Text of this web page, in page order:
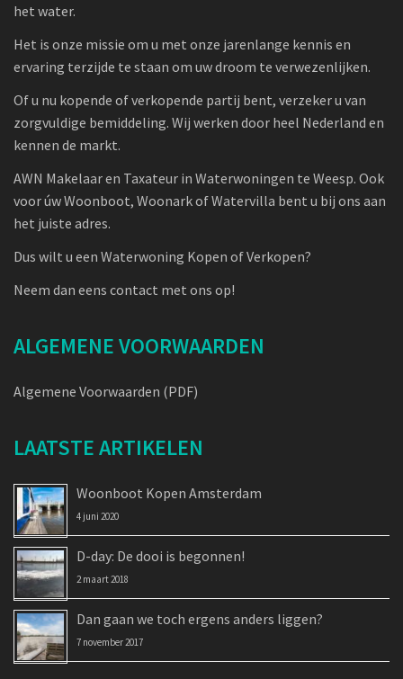
het water.
Het is onze missie om u met onze jarenlange kennis en
ervaring terzijde te staan om uw droom te verwezenlijken.
Of u nu kopende of verkopende partij bent, verzeker u van
zorgvuldige bemiddeling. Wij werken door heel Nederland en
kennen de markt.
AWN Makelaar en Taxateur in Waterwoningen te Weesp. Ook
voor úw Woonboot, Woonark of Watervilla bent u bij ons aan
het juiste adres.
Dus wilt u een Waterwoning Kopen of Verkopen?
Neem dan eens contact met ons op!
ALGEMENE VOORWAARDEN
Algemene Voorwaarden (PDF)
LAATSTE ARTIKELEN
Woonboot Kopen Amsterdam
4 juni 2020
D-day: De dooi is begonnen!
2 maart 2018
Dan gaan we toch ergens anders liggen?
7 november 2017